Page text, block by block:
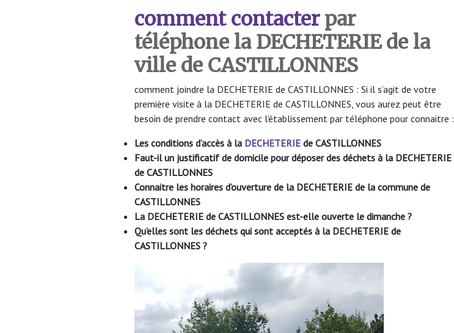
comment contacterpar
téléphone la DECHETERIE de la
ville de CASTILLONNES
comment joindre la DECHETERIE de CASTILLONNES : Si il s’agit de votre
première visite à la DECHETERIE de CASTILLONNES, vous aurez peut être
besoin de prendre contact avec l’établissement par téléphone pour connaitre :
Les conditions d’accès à la DECHETERIE de CASTILLONNES
Faut-il un justificatif de domicile pour déposer des déchets à la DECHETERIE
de CASTILLONNES
Connaitre les horaires d’ouverture de la DECHETERIE de la commune de
CASTILLONNES
La DECHETERIE de CASTILLONNES est-elle ouverte le dimanche ?
Qu’elles sont les déchets qui sont acceptés à la DECHETERIE de
CASTILLONNES ?